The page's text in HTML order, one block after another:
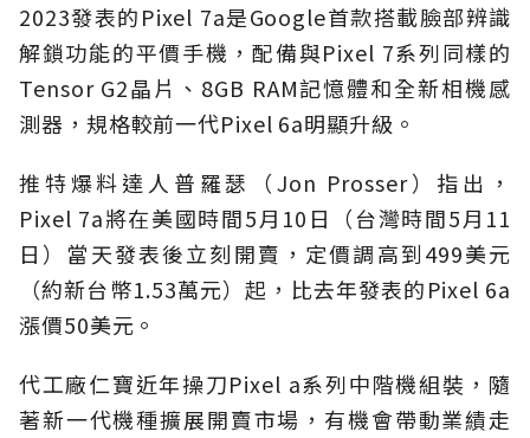
2023發表的Pixel 7a是Google首款搭載臉部辨識
解鎖功能的平價手機，配備與Pixel 7系列同樣的
Tensor G2晶片、8GB RAM記憶體和全新相機感
測器，規格較前一代Pixel 6a明顯升級。
推特爆料達人普羅瑟（Jon Prosser）指出，
Pixel 7a將在美國時間5月10日（台灣時間5月11
日）當天發表後立刻開賣，定價調高到499美元
（約新台幣1.53萬元）起，比去年發表的Pixel 6a
漲價50美元。
代工廠仁寶近年操刀Pixel a系列中階機組裝，隨
著新一代機種擴展開賣市場，有機會帶動業績走